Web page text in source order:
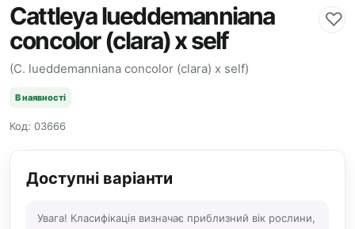
Cattleya lueddemanniana
concolor (clara) x self
♡
(C. lueddemanniana concolor (clara) x self)
В наявності
Код: 03666
Доступні варіанти
Увага! Класифікація визначає приблизний вік рослини,